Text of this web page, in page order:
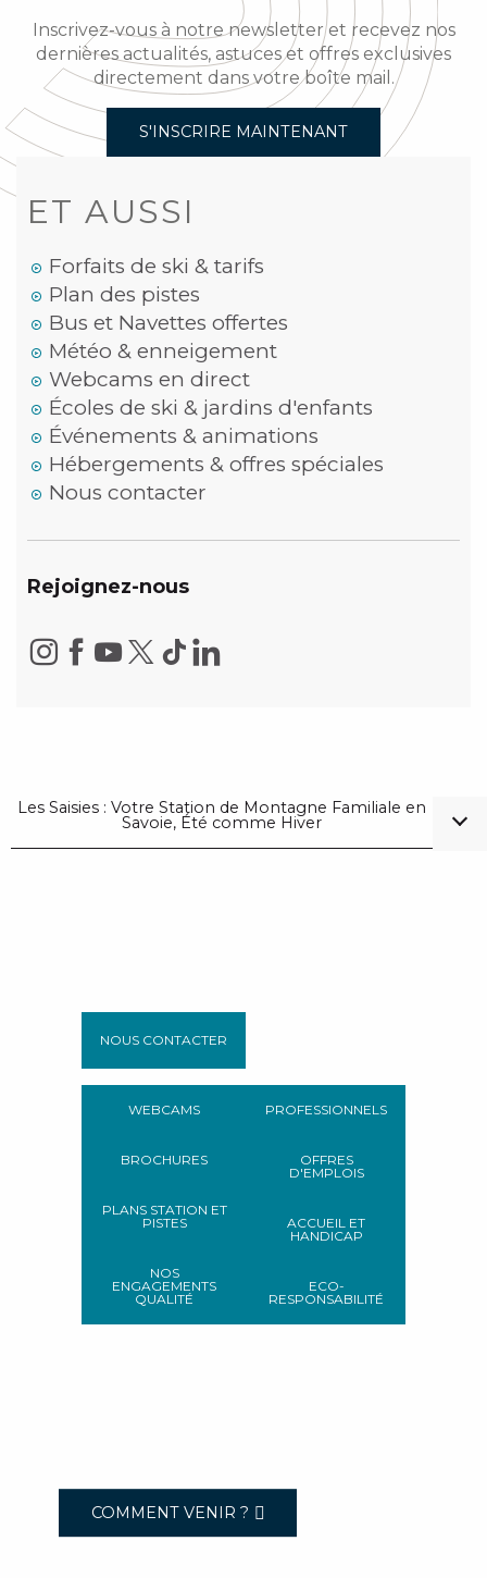
Inscrivez-vous à notre newsletter et recevez nos
dernières actualités, astuces et offres exclusives
directement dans votre boîte mail.
S'INSCRIRE MAINTENANT
ET AUSSI
Forfaits de ski & tarifs
Plan des pistes
Bus et Navettes offertes
Météo & enneigement
Webcams en direct
Écoles de ski & jardins d'enfants
Événements & animations
Hébergements & offres spéciales
Nous contacter
Rejoignez-nous
Les Saisies : Votre Station de Montagne Familiale en
Savoie, Été comme Hiver
NOUS CONTACTER
WEBCAMS
BROCHURES
PLANS STATION ET
PISTES
NOS
ENGAGEMENTS
QUALITÉ
PROFESSIONNELS
OFFRES
D'EMPLOIS
ACCUEIL ET
HANDICAP
ECO-
RESPONSABILITÉ
COMMENT VENIR ?